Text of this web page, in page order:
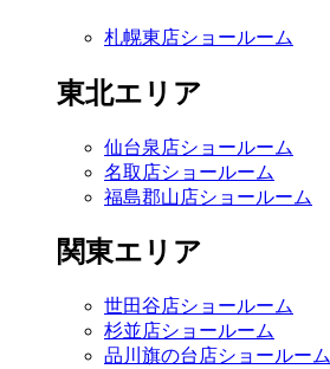
札幌東店ショールーム
東北エリア
仙台泉店ショールーム
名取店ショールーム
福島郡山店ショールーム
関東エリア
世田谷店ショールーム
杉並店ショールーム
品川旗の台店ショールーム